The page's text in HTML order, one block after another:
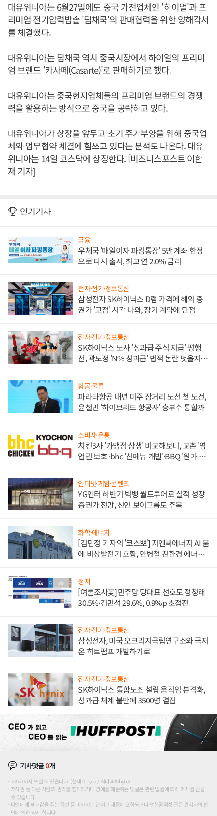
대유위니아는 6월27일에도 중국 가전업체인 '하이얼'과 프
리미엄 전기압력밥솥 '딤채쿡'의 판매협력을 위한 양해각서
를 체결했다.
대유위니아는 딤채쿡 역시 중국시장에서 하이얼의 프리미
엄 브랜드 '카사떼(Casarte)'로 판매하기로 했다.
대유위니아는 중국현지업체들의 프리미엄 브랜드의 경쟁
력을 활용하는 방식으로 중국을 공략하고 있다.
대유위니아가 상장을 앞두고 초기 주가부양을 위해 중국업
체와 업무협약 체결에 힘쓰고 있다는 분석도 나온다. 대유
위니아는 14일 코스닥에 상장한다. [비즈니스포스트 이한
재 기자]
인기기사
금융
우체국 '매일이자 파킹통장' 5만 계좌 한정
으로 다시 출시, 최고 연 2.0% 금리
전자·전기·정보통신
삼성전자 SK하이닉스 D램 가격에 해외 증
권가 '고점' 시각 나와, 장기 계약에 단점 부
전자·전기·정보통신
SK하이닉스 노사 '성과급 주식 지급' 평행
선, 곽노정 'N% 성과급' 법적 논란 벗을지 주
항공·물류
파라타항공 내년 미주 장거리 노선 첫 도전,
윤철민 '하이브리드 항공사' 승부수 통할까
소비자·유통
치킨3사 '가맹점 상생' 비교해보니, 교촌 '영
업권 보호'·bhc '신메뉴 개발'·BBQ '원가 부
인터넷·게임·콘텐츠
YG엔터 하반기 빅뱅 월드투어로 실적 성장
증권가 전망, 신인 보이그룹도 주목
화학·에너지
[김민정 기자의 '코스뽀'] 지엔씨에너지 AI 붐
에 비상발전기 호황, 안병철 친환경 에너지
정치
[여론조사꽃] 민주당 당대표 선호도 정청래
30.5%·김민석 29.6%, 0.9%p 초접전
전자·전기·정보통신
삼성전자, 미국 오크리지국립연구소와 극저
온 히트펌프 개발하기로
전자·전기·정보통신
SK하이닉스 통합노조 설립 움직임 본격화,
성과급 체계 불만에 3500명 결집
기사댓글0개
200자까지 쓰실 수 있습니다. (현재 0 byte / 최대 400byte)
저작권 등 다른 사람의 권리를 침해하거나 명예를 훼손하는 댓글은 관련 법률에 의해 제재를 받을
수 있습니다.
타인에게 불쾌감을 주는 욕설 등 비하하는 단어가 내용에 포함되거나 인신공격성 글은 관리자의 판
단에 의해 삭제 합니다.